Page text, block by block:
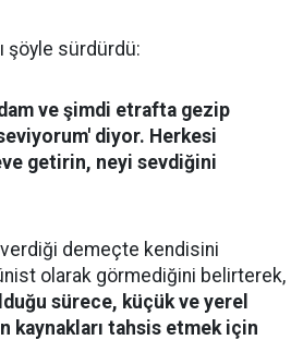
şöyle sürdürdü:
ve şimdi etrafta gezip
diyor. Herkesi
getirin, neyi sevdiğini
demeçte kendisini
olarak görmediğini belirterek,
sürece, küçük ve yerel
kaynakları tahsis etmek için